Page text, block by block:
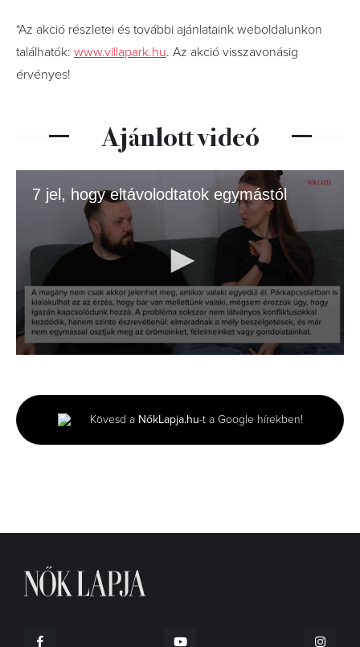
*Az akció részletei és további ajánlataink weboldalunkon
találhatók: www.villapark.hu. Az akció visszavonásig
érvényes!
Ajánlott videó
7 jel, hogy eltávolodtatok egymástól
minute,
18
seconds
Kövesd a NőkLapja.hu-t a Google hírekben!